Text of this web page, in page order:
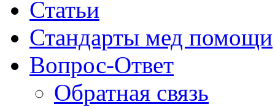
Статьи
Стандарты мед помощи
Вопрос-Ответ
Обратная связь